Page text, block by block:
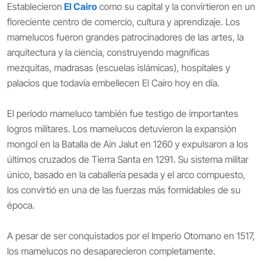
Establecieron El Cairo como su capital y la convirtieron en un
floreciente centro de comercio, cultura y aprendizaje. Los
mamelucos fueron grandes patrocinadores de las artes, la
arquitectura y la ciencia, construyendo magníficas
mezquitas, madrasas (escuelas islámicas), hospitales y
palacios que todavía embellecen El Cairo hoy en día.
El período mameluco también fue testigo de importantes
logros militares. Los mamelucos detuvieron la expansión
mongol en la Batalla de Ain Jalut en 1260 y expulsaron a los
últimos cruzados de Tierra Santa en 1291. Su sistema militar
único, basado en la caballería pesada y el arco compuesto,
los convirtió en una de las fuerzas más formidables de su
época.
A pesar de ser conquistados por el Imperio Otomano en 1517,
los mamelucos no desaparecieron completamente.